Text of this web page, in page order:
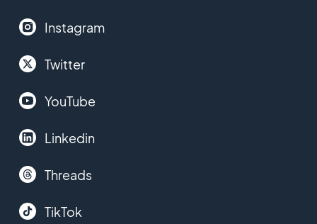
Instagram
Twitter
YouTube
Linkedin
Threads
TikTok